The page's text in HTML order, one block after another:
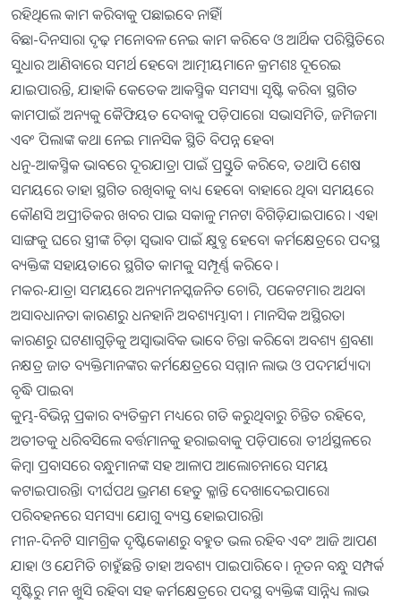
ରହିଥିଲେ କାମ କରିବାକୁ ପଛାଇବେ ନାହିଁ।
ବିଛା-ଦିନସାରା ଦୃଢ଼ ମନୋବଳ ନେଇ କାମ କରିବେ ଓ ଆର୍ଥିକ ପରିସ୍ଥିତିରେ
ସୁଧାର ଆଣିବାରେ ସମର୍ଥ ହେବେ। ଆତ୍ମୀୟମାନେ କ୍ରମଶଃ ଦୂରେଇ
ଯାଇପାରନ୍ତି, ଯାହାକି କେତେକ ଆକସ୍ମିକ ସମସ୍ୟା ସୃଷ୍ଟି କରିବ। ସ୍ଥଗିତ
କାମପାଇଁ ଅନ୍ୟକୁ କୈଫିୟତ ଦେବାକୁ ପଡ଼ିପାରେ। ସଭାସମିତି, ଜମିଜମା
ଏବଂ ପିଲାଙ୍କ କଥା ନେଇ ମାନସିକ ସ୍ଥିତି ବିପନ୍ନ ହେବ।
ଧନୁ-ଆକସ୍ମିକ ଭାବରେ ଦୂରଯାତ୍ରା ପାଇଁ ପ୍ରସ୍ତୁତି କରିବେ, ତଥାପି ଶେଷ
ସମୟରେ ତାହା ସ୍ଥଗିତ ରଖିବାକୁ ବାଧ୍ୟ ହେବେ। ବାହାରେ ଥିବା ସମୟରେ
କୌଣସି ଅପ୍ରୀତିକର ଖବର ପାଇ ସକାଳୁ ମନଟା ବିଗିଡ଼ିଯାଇପାରେ । ଏହା
ସାଙ୍ଗକୁ ଘରେ ସ୍ତ୍ରୀଙ୍କ ଚିଡ଼ା ସ୍ବଭାବ ପାଇଁ କ୍ଷୁବ୍ଧ ହେବେ। କର୍ମକ୍ଷେତ୍ରରେ ପଦସ୍ଥ
ବ୍ୟକ୍ତିଙ୍କ ସହାୟତାରେ ସ୍ଥଗିତ କାମକୁ ସମ୍ପୂର୍ଣ୍ଣ କରିବେ ।
ମକର-ଯାତ୍ରା ସମୟରେ ଅନ୍ୟମନସ୍କଜନିତ ଚୋରି, ପକେଟମାର ଅଥବା
ଅସାବଧାନତା କାରଣରୁ ଧନହାନି ଅବଶ୍ୟମ୍ଭାବୀ । ମାନସିକ ଅସ୍ଥିରତା
କାରଣରୁ ଘଟଣାଗୁଡ଼ିକୁ ଅସ୍ବାଭାବିକ ଭାବେ ଚିନ୍ତା କରିବେ। ଅବଶ୍ୟ ଶ୍ରବଣା
ନକ୍ଷତ୍ର ଜାତ ବ୍ୟକ୍ତିମାନଙ୍କର କର୍ମକ୍ଷେତ୍ରରେ ସମ୍ମାନ ଲାଭ ଓ ପଦମର୍ଯ୍ୟାଦା
ବୃଦ୍ଧି ପାଇବ।
କୁମ୍ଭ-ବିଭିନ୍ନ ପ୍ରକାର ବ୍ୟତିକ୍ରମ ମଧ୍ୟରେ ଗତି କରୁଥିବାରୁ ଚିନ୍ତିତ ରହିବେ,
ଅତୀତକୁ ଧରିବସିଲେ ବର୍ତ୍ତମାନକୁ ହରାଇବାକୁ ପଡ଼ିପାରେ। ତୀର୍ଥସ୍ଥଳରେ
କିମ୍ବା ପ୍ରବାସରେ ବନ୍ଧୁମାନଙ୍କ ସହ ଆଳାପ ଆଲୋଚନାରେ ସମୟ
କଟାଇପାରନ୍ତି। ଦୀର୍ଘପଥ ଭ୍ରମଣ ହେତୁ କ୍ଳାନ୍ତି ଦେଖାଦେଇପାରେ।
ପରିବହନରେ ସମସ୍ୟା ଯୋଗୁ ବ୍ୟସ୍ତ ହୋଇପାରନ୍ତି।
ମୀନ-ଦିନଟି ସାମଗ୍ରିକ ଦୃଷ୍ଟିକୋଣରୁ ବହୁତ ଭଲ ରହିବ ଏବଂ ଆଜି ଆପଣ
ଯାହା ଓ ଯେମିତି ଚାହୁଁଛନ୍ତି ତାହା ଅବଶ୍ୟ ପାଇପାରିବେ । ନୂତନ ବନ୍ଧୁ ସମ୍ପର୍କ
ସୃଷ୍ଟିରୁ ମନ ଖୁସି ରହିବା ସହ କର୍ମକ୍ଷେତ୍ରରେ ପଦସ୍ଥ ବ୍ୟକ୍ତିଙ୍କ ସାନ୍ନିଧ୍ୟ ଲାଭ